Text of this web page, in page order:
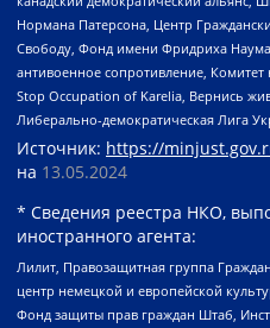
Нормана Патерсона, Центр
Свободу, Фонд имени Фридриха
антивоенное сопротивление,
Stop Occupation of Karelia, Вернись
Либерально-демократическая Лига
Источник: https://
на 13.05.2024
* Сведения реестра НКО,
иностранного агента:
Лилит, Правозащитная группа
центр немецкой и европейской
Фонд защиты прав граждан Штаб,